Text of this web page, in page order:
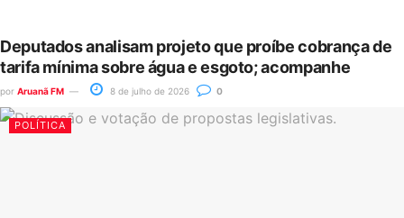
Deputados analisam projeto que proíbe cobrança de
tarifa mínima sobre água e esgoto; acompanhe
por Aruanã FM 8 de julho de 2026 0
POLÍTICA